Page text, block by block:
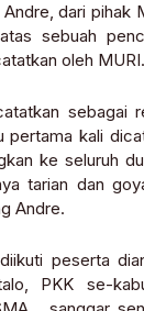
dari pihak
sebuah
oleh MURI.
sebagai
pertama kali
ke seluruh
tarian dan
Andre.
peserta
PKK se-